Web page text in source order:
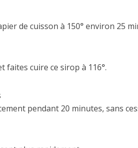
de cuisson à 150° environ 25
faites cuire ce sirop à 116°.
pendant 20 minutes, sans